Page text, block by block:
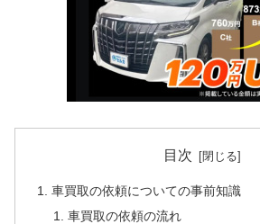
目次
車買取の依頼についての事前知識
車買取の依頼の流れ